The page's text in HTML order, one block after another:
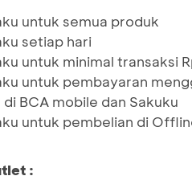
untuk semua produk
setiap hari
untuk minimal transaksi
untuk pembayaran
di BCA mobile dan Sakuku
untuk pembelian di
: